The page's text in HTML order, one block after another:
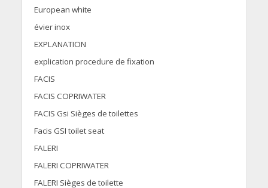
European white
évier inox
EXPLANATION
explication procedure de fixation
FACIS
FACIS COPRIWATER
FACIS Gsi Sièges de toilettes
Facis GSI toilet seat
FALERI
FALERI COPRIWATER
FALERI Sièges de toilette